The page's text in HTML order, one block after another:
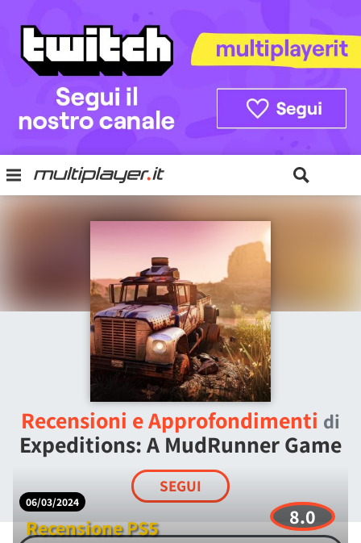
Recensioni e Approfondimenti di
Expeditions: A MudRunner Game
SEGUI
06/03/2024
Recensione PS5 8.0